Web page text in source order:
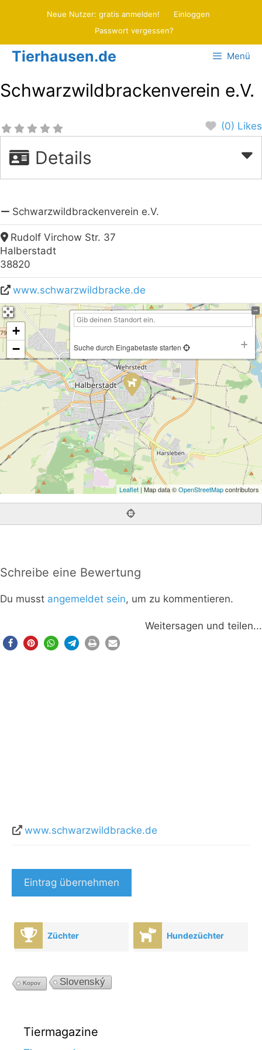
Neue Nutzer: gratis anmelden!
Einloggen
Passwort vergessen?
Tierhausen.de Menü
Schwarzwildbrackenverein e.V.
(0) Likes
Details
Schwarzwildbrackenverein e.V.
Rudolf Virchow Str. 37
Halberstadt
38820
www.schwarzwildbracke.de
+
−
Suche durch Eingabetaste starten
Leaflet | Map data ©OpenStreetMapcontributors
Schreibe eine Bewertung
Du musst angemeldet sein, um zu kommentieren.
Weitersagen und teilen...
www.schwarzwildbracke.de
Eintrag übernehmen
Züchter Hundezüchter
Kopov Slovenský
Tiermagazine